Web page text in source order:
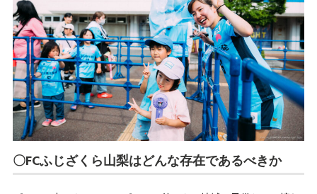
〇FCふじざくら山梨はどんな存在であるべきか